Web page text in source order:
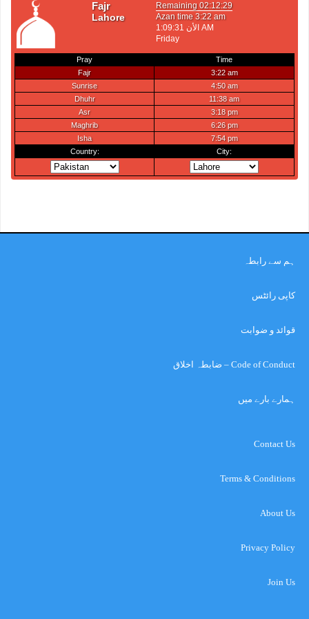
ہم سے رابطہ
کاپی رائٹس
قوائد و ضوابت
Code of Conduct – ضابطہ اخلاق
ہمارے بارے میں
Contact Us
Terms & Conditions
About Us
Privacy Policy
Join Us